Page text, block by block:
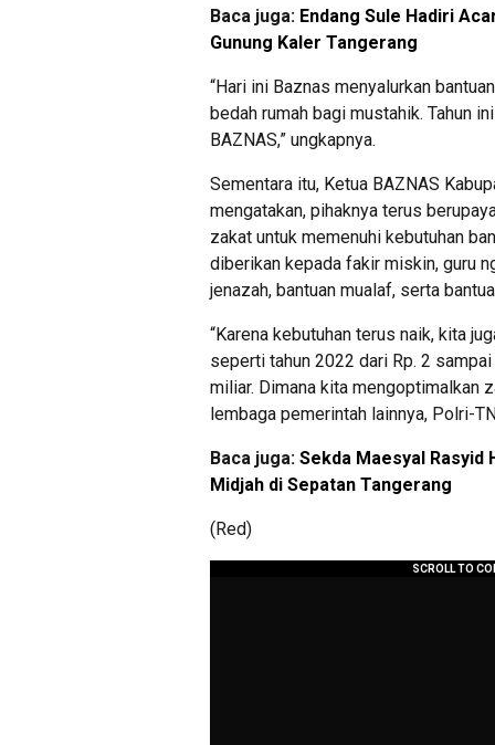
Baca juga: Endang Sule Hadiri
Gunung Kaler Tangerang
“Hari ini Baznas menyalurkan
bedah rumah bagi mustahik. Tahun
BAZNAS,” ungkapnya.
Sementara itu, Ketua BAZNAS
mengatakan, pihaknya terus
zakat untuk memenuhi kebutuhan
diberikan kepada fakir miskin, guru
jenazah, bantuan mualaf, serta
“Karena kebutuhan terus naik, kita
seperti tahun 2022 dari Rp. 2
miliar. Dimana kita mengoptimalkan
lembaga pemerintah lainnya, Polri-
Baca juga: Sekda Maesyal Rasyid
Midjah di Sepatan Tangerang
(Red)